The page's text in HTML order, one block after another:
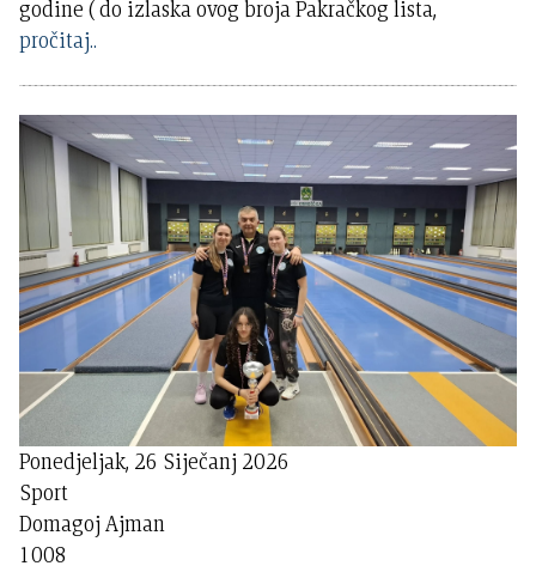
godine ( do izlaska ovog broja Pakračkog lista,
pročitaj..
Ponedjeljak, 26 Siječanj 2026
Sport
Domagoj Ajman
1008